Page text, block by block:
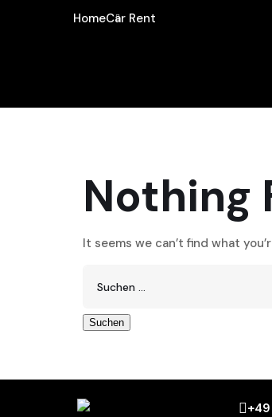
HomeCar Rent
Nothing
It seems we can’t find what